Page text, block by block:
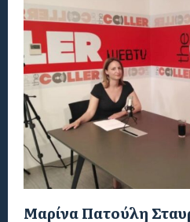
Μαρίνα Πατούλη